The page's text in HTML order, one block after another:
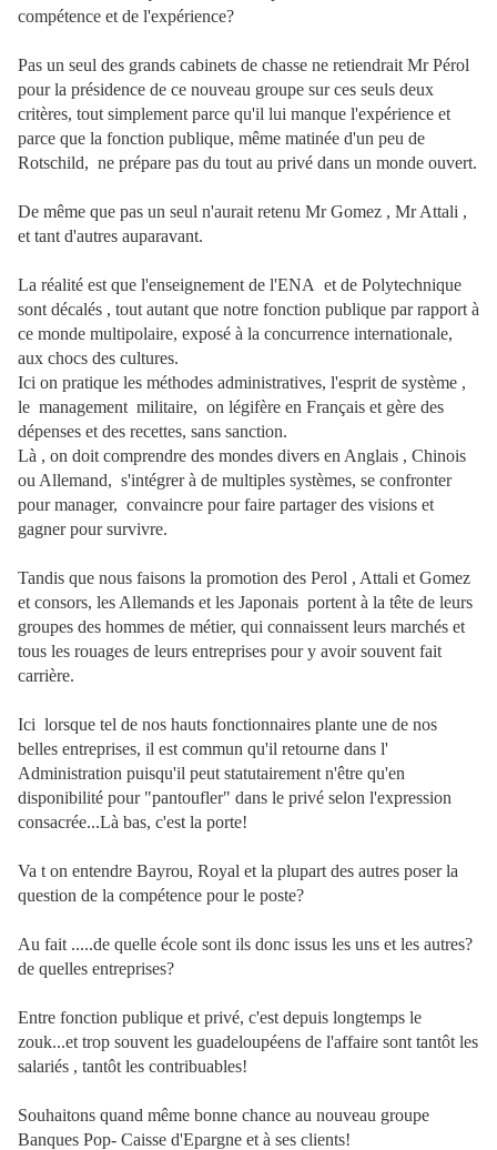
compétence et de l'expérience?
Pas un seul des grands cabinets de chasse ne retiendrait Mr Pérol
pour la présidence de ce nouveau groupe sur ces seuls deux
critères, tout simplement parce qu'il lui manque l'expérience et
parce que la fonction publique, même matinée d'un peu de
Rotschild, ne prépare pas du tout au privé dans un monde ouvert.
De même que pas un seul n'aurait retenu Mr Gomez , Mr Attali ,
et tant d'autres auparavant.
La réalité est que l'enseignement de l'ENA et de Polytechnique
sont décalés , tout autant que notre fonction publique par rapport à
ce monde multipolaire, exposé à la concurrence internationale,
aux chocs des cultures.
Ici on pratique les méthodes administratives, l'esprit de système ,
le management militaire, on légifère en Français et gère des
dépenses et des recettes, sans sanction.
Là , on doit comprendre des mondes divers en Anglais , Chinois
ou Allemand, s'intégrer à de multiples systèmes, se confronter
pour manager, convaincre pour faire partager des visions et
gagner pour survivre.
Tandis que nous faisons la promotion des Perol , Attali et Gomez
et consors, les Allemands et les Japonais portent à la tête de leurs
groupes des hommes de métier, qui connaissent leurs marchés et
tous les rouages de leurs entreprises pour y avoir souvent fait
carrière.
Ici lorsque tel de nos hauts fonctionnaires plante une de nos
belles entreprises, il est commun qu'il retourne dans l'
Administration puisqu'il peut statutairement n'être qu'en
disponibilité pour "pantoufler" dans le privé selon l'expression
consacrée...Là bas, c'est la porte!
Va t on entendre Bayrou, Royal et la plupart des autres poser la
question de la compétence pour le poste?
Au fait .....de quelle école sont ils donc issus les uns et les autres?
de quelles entreprises?
Entre fonction publique et privé, c'est depuis longtemps le
zouk...et trop souvent les guadeloupéens de l'affaire sont tantôt les
salariés , tantôt les contribuables!
Souhaitons quand même bonne chance au nouveau groupe
Banques Pop- Caisse d'Epargne et à ses clients!